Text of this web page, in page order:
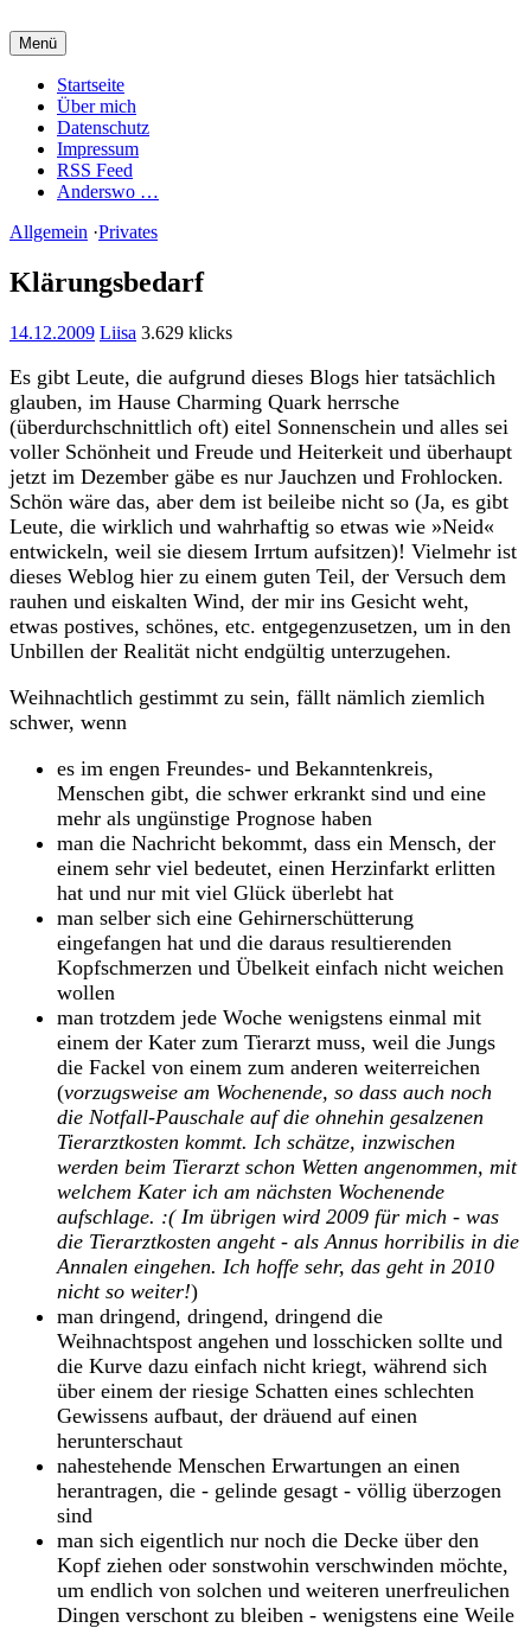
Inhalt
springen
Charming Quark
Menü
Startseite
Über mich
Datenschutz
Impressum
RSS Feed
Anderswo …
Allgemein ·Privates
Klärungsbedarf
14.12.2009 Liisa 3.629 klicks
Es gibt Leute, die aufgrund dieses Blogs hier tatsächlich
glauben, im Hause Charming Quark herrsche
(überdurchschnittlich oft) eitel Sonnenschein und alles sei
voller Schönheit und Freude und Heiterkeit und überhaupt
jetzt im Dezember gäbe es nur Jauchzen und Frohlocken.
Schön wäre das, aber dem ist beileibe nicht so (Ja, es gibt
Leute, die wirklich und wahrhaftig so etwas wie »Neid«
entwickeln, weil sie diesem Irrtum aufsitzen)! Vielmehr ist
dieses Weblog hier zu einem guten Teil, der Versuch dem
rauhen und eiskalten Wind, der mir ins Gesicht weht,
etwas postives, schönes, etc. entgegenzusetzen, um in den
Unbillen der Realität nicht endgültig unterzugehen.
Weihnachtlich gestimmt zu sein, fällt nämlich ziemlich
schwer, wenn
es im engen Freundes- und Bekanntenkreis,
Menschen gibt, die schwer erkrankt sind und eine
mehr als ungünstige Prognose haben
man die Nachricht bekommt, dass ein Mensch, der
einem sehr viel bedeutet, einen Herzinfarkt erlitten
hat und nur mit viel Glück überlebt hat
man selber sich eine Gehirnerschütterung
eingefangen hat und die daraus resultierenden
Kopfschmerzen und Übelkeit einfach nicht weichen
wollen
man trotzdem jede Woche wenigstens einmal mit
einem der Kater zum Tierarzt muss, weil die Jungs
die Fackel von einem zum anderen weiterreichen
(vorzugsweise am Wochenende, so dass auch noch
die Notfall-Pauschale auf die ohnehin gesalzenen
Tierarztkosten kommt. Ich schätze, inzwischen
werden beim Tierarzt schon Wetten angenommen, mit
welchem Kater ich am nächsten Wochenende
aufschlage. :( Im übrigen wird 2009 für mich - was
die Tierarztkosten angeht - als Annus horribilis in die
Annalen eingehen. Ich hoffe sehr, das geht in 2010
nicht so weiter!)
man dringend, dringend, dringend die
Weihnachtspost angehen und losschicken sollte und
die Kurve dazu einfach nicht kriegt, während sich
über einem der riesige Schatten eines schlechten
Gewissens aufbaut, der dräuend auf einen
herunterschaut
nahestehende Menschen Erwartungen an einen
herantragen, die - gelinde gesagt - völlig überzogen
sind
man sich eigentlich nur noch die Decke über den
Kopf ziehen oder sonstwohin verschwinden möchte,
um endlich von solchen und weiteren unerfreulichen
Dingen verschont zu bleiben - wenigstens eine Weile